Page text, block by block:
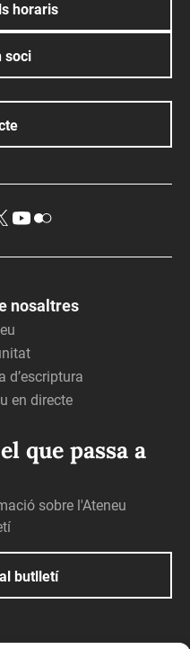
horaris
soci
nosaltres
d’escriptura
en directe
que passa a
sobre l'Ateneu
butlletí